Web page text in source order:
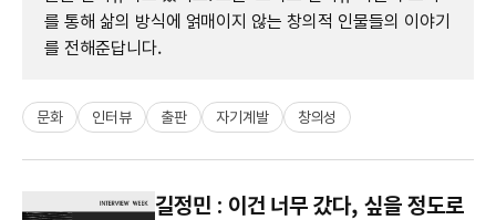
를 통해 삶의 방식에 얽매이지 않는 창의적 인물들의 이야기
를 전해준답니다.
문화 인터뷰 출판 자기계발 창의성
길정민 : 이건 너무 갔다, 싶을 정도로